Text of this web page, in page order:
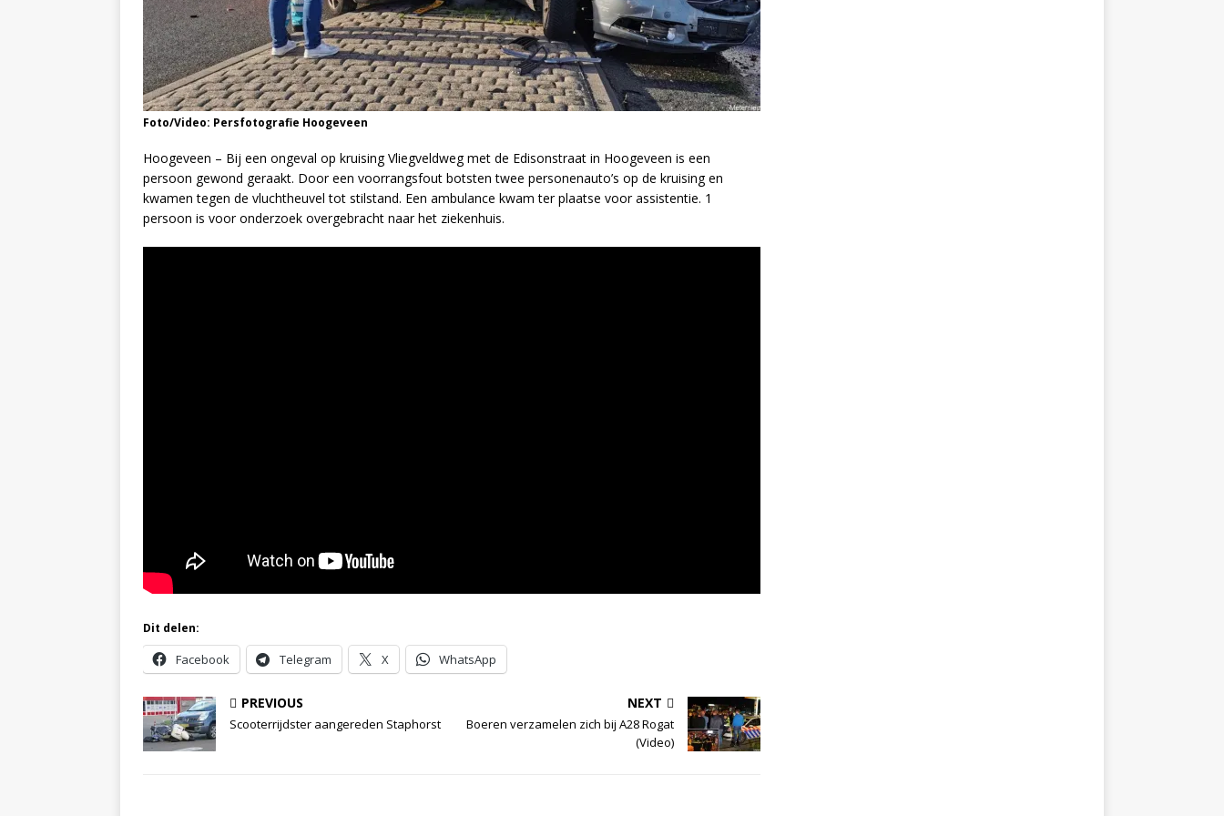
Foto/Video: Persfotografie Hoogeveen
Hoogeveen – Bij een ongeval op kruising Vliegveldweg met de Edisonstraat in Hoogeveen is een
persoon gewond geraakt. Door een voorrangsfout botsten twee personenauto’s op de kruising en
kwamen tegen de vluchtheuvel tot stilstand. Een ambulance kwam ter plaatse voor assistentie. 1
persoon is voor onderzoek overgebracht naar het ziekenhuis.
Dit delen:
Facebook Telegram X WhatsApp
PREVIOUS
Scooterrijdster aangereden Staphorst
NEXT
Boeren verzamelen zich bij A28 Rogat
(Video)